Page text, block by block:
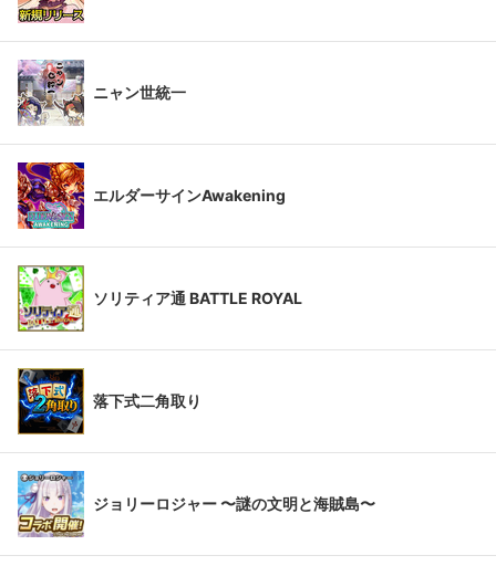
ニャン世統一
エルダーサインAwakening
ソリティア通 BATTLE ROYAL
落下式二角取り
ジョリーロジャー 〜謎の文明と海賊島〜